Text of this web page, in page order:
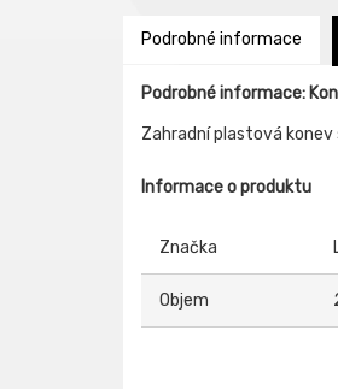
Podrobné informace
Podrobné informace:
Zahradní plastová
Informace o produktu
Značka
Objem